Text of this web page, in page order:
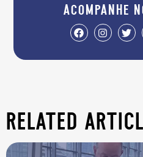
acompanhe
related